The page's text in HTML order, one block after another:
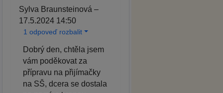
Sylva Braunsteinová –
17.5.2024 14:50
1 odpoveď rozbalit
Dobrý den, chtěla jsem
vám poděkovat za
přípravu na přijímačky
na SŠ, dcera se dostala